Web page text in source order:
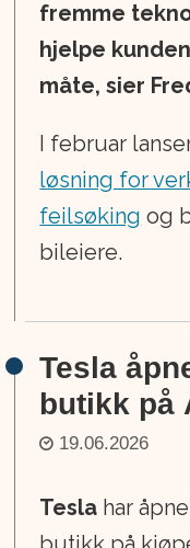
fremme
hjelpe
måte, sier
I februar
løsning for
feilsøking og
bileiere.
Tesla
butikk på
19.06.2026
Tesla har